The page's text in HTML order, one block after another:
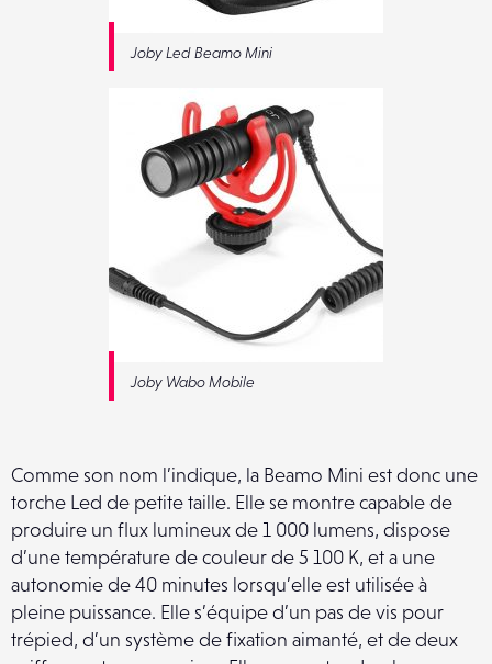
Joby Led Beamo Mini
Joby Wabo Mobile
Comme son nom l’indique, la Beamo Mini est donc une
torche Led de petite taille. Elle se montre capable de
produire un flux lumineux de 1 000 lumens, dispose
d’une température de couleur de 5 100 K, et a une
autonomie de 40 minutes lorsqu’elle est utilisée à
pleine puissance. Elle s’équipe d’un pas de vis pour
trépied, d’un système de fixation aimanté, et de deux